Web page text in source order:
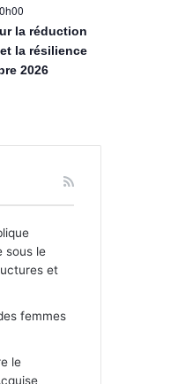
la réduction
la résilience
2026
sous le
et
femmes
le